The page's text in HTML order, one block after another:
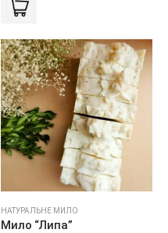
НАТУРАЛЬНЕ МИЛО
Мило “Липа”